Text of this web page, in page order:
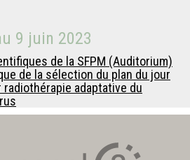
9 juin 2023
de la SFPM (Auditorium)
de la sélection du plan du jour
adaptative du